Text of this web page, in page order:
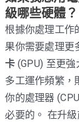
級哪些硬體？
根據你處理工作
果你需要處理更
卡(GPU) 至更強
多工運作頻繁，
你的處理器
必要的。 在升